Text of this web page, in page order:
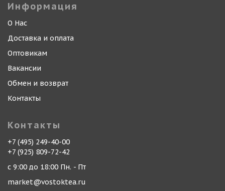
Информация
О Нас
Доставка и оплата
Оптовикам
Вакансии
Обмен и возврат
Контакты
Контакты
+7 (495) 249-40-00
+7 (925) 809-72-42
с 9:00 до 18:00 Пн. - Пт
market@vostoktea.ru